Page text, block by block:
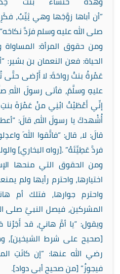
“أن أباها زوَّجَها وهي ثِيِّبٌ،
صلى الله عليه وسلم فرَدَّ
ومن حقوق المرأة:
الحياة: فعن النعمان بن
عَمْرةُ بنتُ رواحَةَ: لا أَرْضى
عليهِ وسلَّمَ، فأتى رسولَ اللهِ
إنِّي أَعْطَيْتُ ابْنِي منْ عَمْرَةَ
أُشْهدكَ يا رسولَ اللهِ، قالَ:
قالَ: لا، قال: “فاتَّقوا اللهَ
فردَّ عَطِيِّتَهُ” .[رواه البخاري]
ومن الحقوق التي منحها
اختيارها، واحترم رأيها ولم
واحترم جوارها، فتلك أم
المشركين، فيصل النبيَّ صلى
ويقول: “يا أمَّ هانئٍ، قد
[صحيح على شرط الشيخين]،
رضي الله عنها: “إن كانَتِ
فيجوزُ” [من صحيح أبي دواد].